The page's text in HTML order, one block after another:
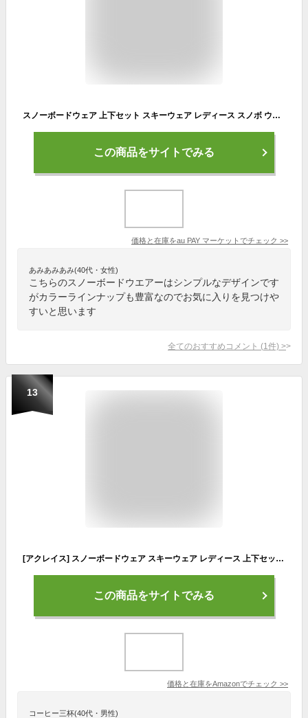
スノーボードウェア 上下セット スキーウェア レディース スノボ ウェア ジャケット パンツ 上下セットスノーウェア スキー 撥水
この商品をサイトでみる
価格と在庫をau PAY マーケット でチェック >>
あみあみあみ(40代・女性)
こちらのスノーボードウエアーはシンプルなデザインです
がカラーラインナップも豊富なのでお気に入りを見つけや
すいと思います
全てのおすすめコメント (1 件) >
13
[アクレイス] スノーボードウェア スキーウェア レディース 上下セット スノボウェア スノボーウェア スノーウェア スキー スノーボード al-ss2305-wsbl-sbu
この商品をサイトでみる
価格と在庫をAmazonでチェック >>
コーヒー三杯(40代・男性)